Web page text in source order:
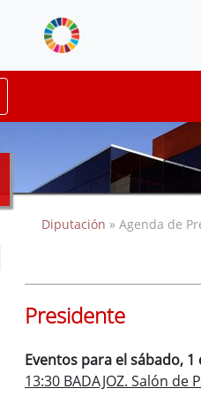
Diputación » Agenda de
Presidente
Eventos para el sábado, 1
13:30 BADAJOZ. Salón